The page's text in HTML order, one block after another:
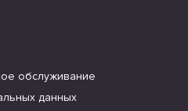
обслуживание
данных